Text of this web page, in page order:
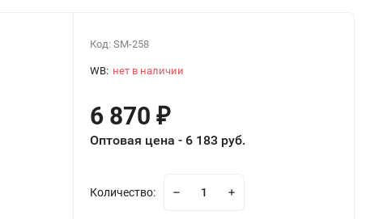
Код: SM-258
WB: нет в наличии
6 870 ₽
Оптовая цена - 6 183 руб.
Количество: